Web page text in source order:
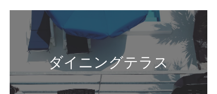
ダイニングテラス
ダイニングテラスは２階。機能にこだわってキッ